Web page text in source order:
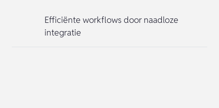
Efficiënte workflows door naadloze
integratie